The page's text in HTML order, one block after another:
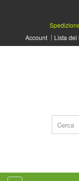
Account
Lista dei